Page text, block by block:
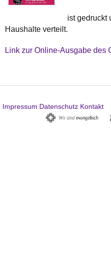
ist gedruckt
Haushalte verteilt.
Link zur Online-Ausgabe des
Impressum Datenschutz Kontakt